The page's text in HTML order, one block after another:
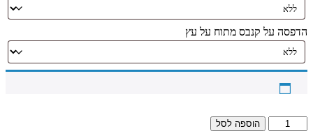
הדפסה על קנבס מתוח על עץ
כמות
של
הוספה לסל